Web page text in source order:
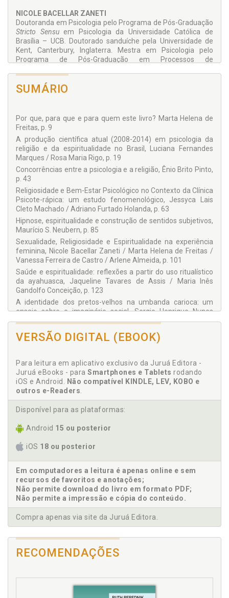
NICOLE BACELLAR ZANETI
Doutoranda em Psicologia pelo Programa de Pós-Graduação
Stricto Sensuem Psicologia da Universidade Católica de
Brasília – UCB. Doutorado sanduíche pela Universidade de
Kent, Canterbury, Inglaterra. Mestra em Psicologia pelo
Programa de Pós-Graduação em Processos de
Psicologia da Universidade de Brasília – UnB. Especialista em
Gestalt-terapia pelo Instituto de Gestalt-terapia de Brasília –
de Goiás – IESGO. Professora do Curso de Formação em
Gestalt-terapia do Instituto de Gestalt-terapia de Brasília –
IGTB. Autora do livro
SERGIO HENRIQUE NUNES PEREIRA
Doutorando no Programa de Pós-Graduação
em Psicologia da Universidade Católica de Brasília – UCB.
Mestre em Psicologia Clínica pela Pontifícia Universidade
Católica do Rio de Janeiro – PUC-Rio. Psicólogo formado pela
Universidade Católica de Brasília – UCB. Psicanalista,
Membro Associado da Sociedade de Psicanálise Pluralista de
Brasília – SPP-Brasília. Dedica-se aos estudos da cultura e da
religião em diálogo com aportes da psicanálise, da filosofia e
das ciências sociais. Atua nos contextos da clínica e da
docência acadêmica (graduação elato sensu).
COLABORADORES
Adriana Aparecida de Andrade e Silva
Adriano Furtado Holanda
Ana Veríssimo Ferreira
Arlene Almeida
Christoph de Oliveira Käppler
Ênio Brito Pinto
Félix Neto
Jaqueline Tavares de Assis
Jessyca Lais Cleto Machado
Maria da Conceição Pinto
Maria Inês Gandolfo Conceição
Marta Helena de Freitas
Maurício S. Neubern
Mirjam Hoffmann
Nicole Bacellar Zaneti
Rosa Maria Rigo
Vanessa Ferreira de Castro
SUMÁRIO
Por que, para que e para quem este livro? Marta Helena de
Freitas, p. 9
A produção científica atual (2008-2014) em psicologia da
religião e da espiritualidade no Brasil, Luciana Fernandes
Marques / Rosa Maria Rigo, p. 19
Concorrências entre a psicologia e a religião, Ênio Brito Pinto,
p. 43
Religiosidade e Bem-Estar Psicológico no Contexto da Clínica
Psicote-rápica: um estudo fenomenológico, Jessyca Lais
Cleto Machado / Adriano Furtado Holanda, p. 63
Hipnose, espiritualidade e construção de sentidos subjetivos,
Maurício S. Neubern, p. 85
Sexualidade, Religiosidade e Espiritualidade na experiência
feminina, Nicole Bacellar Zaneti / Marta Helena de Freitas /
Vanessa Ferreira de Castro / Arlene Almeida, p. 101
Saúde e espiritualidade: reflexões a partir do uso ritualístico
da ayahuasca, Jaqueline Tavares de Assis / Maria Inês
Gandolfo Conceição, p. 123
A identidade dos pretos-velhos na umbanda carioca: um
ensaio sobre o imaginário social, Sergio Henrique Nunes
Pereira, p. 139
Escalas de Orientação Religiosa Intrínseca, Extrínseca e de
Busca para o emprego na pesquisa com idosos, Adriana
Marta Helena de Freitas / Vicente Paulo Alves, p. 169
Orientação religiosa e saúde mental em adolescentes no
Brasil, na Alemanha e Suíça, Mirjam Hoffmann / Christoph de
Oliveira Käppler, p. 193
Religiosidade e bem-estar subjetivo em estudantes
portugueses e brasileiros, Ana Veríssimo Ferreira / Maria da
Sobre os autores, p. 231
VERSÃO DIGITAL (EBOOK)
Para leitura em aplicativo exclusivo da Juruá Editora -
Juruá eBooks - para Smartphones e Tablets rodando
iOS e Android. Não compatível KINDLE, LEV, KOBO e
outros e-Readers.
Disponível para as plataformas:
Android 15 ou posterior
iOS 18 ou posterior
Em computadores a leitura é apenas online e sem
recursos de favoritos e anotações;
Não permite download do livro em formato PDF;
Não permite a impressão e cópia do conteúdo.
Compra apenas via site da Juruá Editora.
RECOMENDAÇÕES